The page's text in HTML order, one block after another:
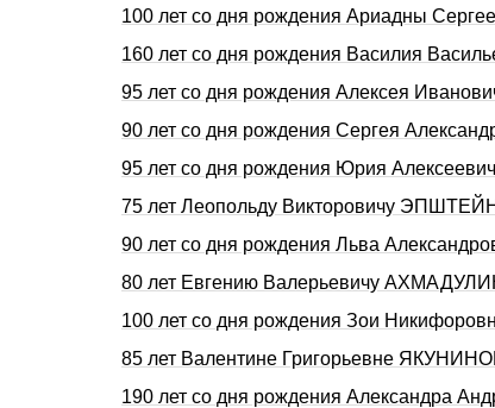
100 лет со дня рождения Ариадны
160 лет со дня pождения Василия
95 лет со дня рождения Алексея
90 лет со дня pождения Сеpгея
95 лет со дня рождения Юрия
75 лет Леопольду Викторовичу
90 лет со дня рождения Льва
80 лет Евгению Валерьевичу
100 лет со дня рождения Зои
85 лет Валентине Григорьевне
190 лет со дня рождения Александра